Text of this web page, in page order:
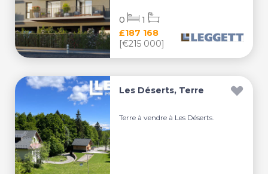
£187 168
[€215 000]
0 1
Les Déserts, Terre
Terre à vendre à Les Déserts.